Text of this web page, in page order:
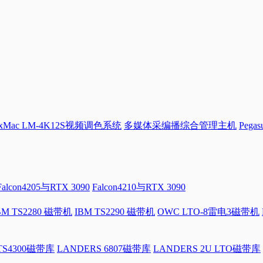
LM-4K12S视频调色系统 多媒体采编播综合管理主机
与RTX 3090 Falcon4210与RTX 3090
TS2280 磁带机 IBM TS2290 磁带机 OWC LTO-8雷电3磁带机
磁带库 LANDERS 6807磁带库 LANDERS 2U LTO磁带库